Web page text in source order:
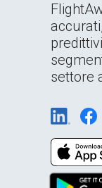
settore